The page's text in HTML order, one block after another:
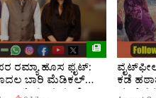
ರಮ್ಯಾ ಹೊಸ ಫೈಟ್:
ಬಾರಿ ಮೆಡಿಕಲ್ ಕಡೆ